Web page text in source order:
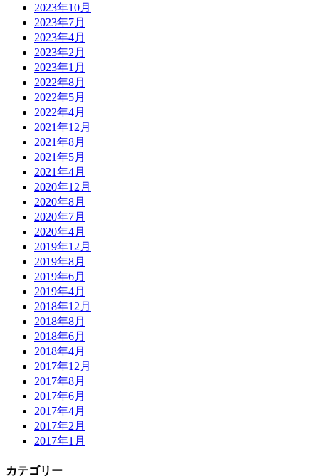
2023年10月
2023年7月
2023年4月
2023年2月
2023年1月
2022年8月
2022年5月
2022年4月
2021年12月
2021年8月
2021年5月
2021年4月
2020年12月
2020年8月
2020年7月
2020年4月
2019年12月
2019年8月
2019年6月
2019年4月
2018年12月
2018年8月
2018年6月
2018年4月
2017年12月
2017年8月
2017年6月
2017年4月
2017年2月
2017年1月
カテゴリー